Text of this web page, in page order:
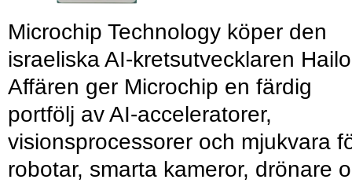
Microchip Technology köper den
israeliska AI-kretsutvecklaren
Affären ger Microchip en färdig
portfölj av AI-acceleratorer,
visionsprocessorer och mjukvara
robotar, smarta kameror, drönare